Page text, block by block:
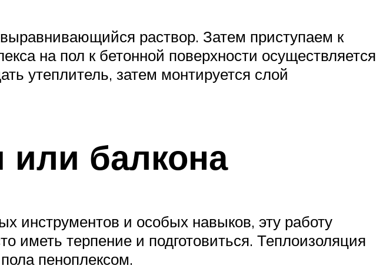
раствор. Затем приступаем к
на пол к бетонной поверхности осуществляется
утеплитель, затем монтируется слой
или балкона
инструментов и особых навыков, эту работу
иметь терпение и подготовиться. Теплоизоляция
пеноплексом.